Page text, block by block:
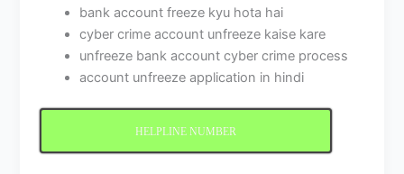
bank account freeze kyu hota hai
cyber crime account unfreeze kaise kare
unfreeze bank account cyber crime process
account unfreeze application in hindi
HELPLINE NUMBER